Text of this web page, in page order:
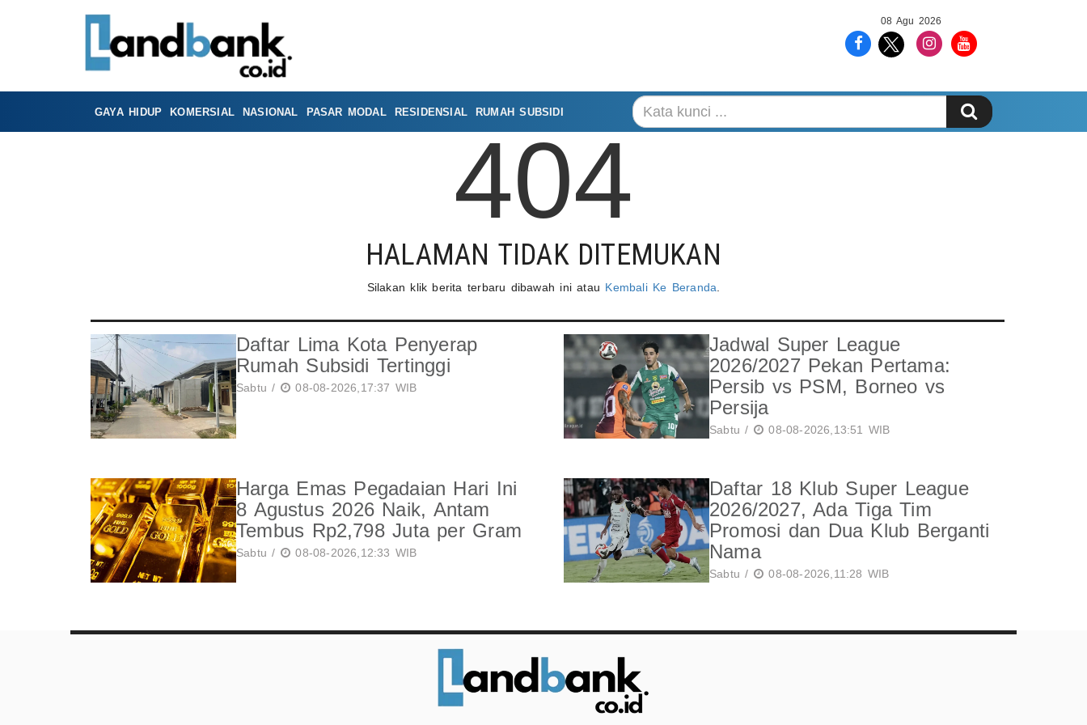
08 Agu 2026
GAYA HIDUP KOMERSIAL NASIONAL PASAR MODAL RESIDENSIAL RUMAH SUBSIDI
404
HALAMAN TIDAK DITEMUKAN
Silakan klik berita terbaru dibawah ini atau Kembali Ke Beranda
Daftar Lima Kota Penyerap
Rumah Subsidi Tertinggi
Sabtu / 08-08-2026,17:37 WIB
Jadwal Super League
2026/2027 Pekan Pertama:
Persib vs PSM, Borneo vs
Persija
Sabtu / 08-08-2026,13:51 WIB
Harga Emas Pegadaian Hari Ini
8 Agustus 2026 Naik, Antam
Tembus Rp2,798 Juta per Gram
Sabtu / 08-08-2026,12:33 WIB
Daftar 18 Klub Super League
2026/2027, Ada Tiga Tim
Promosi dan Dua Klub Berganti
Nama
Sabtu / 08-08-2026,11:28 WIB